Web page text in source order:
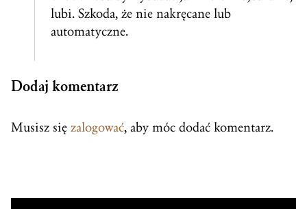
lubi. Szkoda, że nie nakręcane lub
automatyczne.
Dodaj komentarz
Musisz się zalogować, aby móc dodać komentarz.